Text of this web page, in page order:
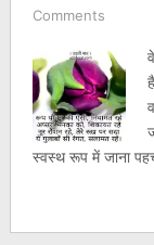
Comments
स्वस्थ रूप में जाना